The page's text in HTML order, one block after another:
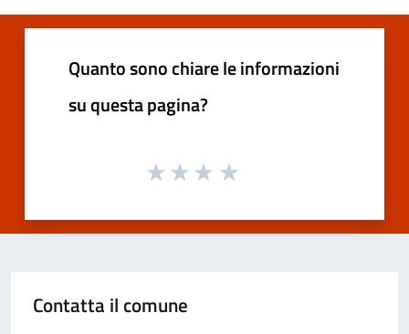
Quanto sono chiare le informazioni
su questa pagina?
Contatta il comune